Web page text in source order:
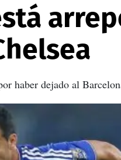
haber dejado al